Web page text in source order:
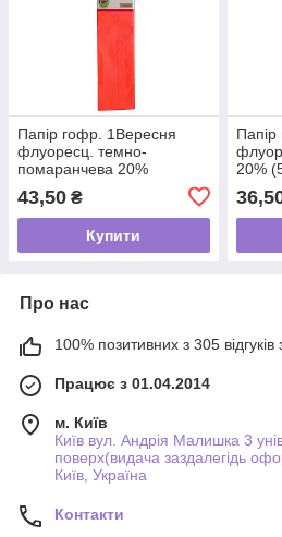
Папір гофр. 1Вересня
флуоресц. темно-
помаранчева 20%
43,50 ₴
Купити
20%
Про нас
100% позитивних з 305 відгуків
Працює з 01.04.2014
м. Київ
Київ вул. Андрія Малишка 3
поверх(видача заздалегідь
Київ, Україна
Контакти